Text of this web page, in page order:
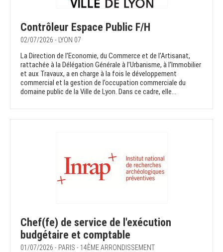
Contrôleur Espace Public F/H
02/07/2026 - LYON 07
La Direction de l’Economie, du Commerce et de l’Artisanat,
rattachée à la Délégation Générale à l’Urbanisme, à l’Immobilier
et aux Travaux, a en charge à la fois le développement
commercial et la gestion de l’occupation commerciale du
domaine public de la Ville de Lyon. Dans ce cadre, elle...
Chef(fe) de service de l'exécution
budgétaire et comptable
01/07/2026 - PARIS - 14ÈME ARRONDISSEMENT